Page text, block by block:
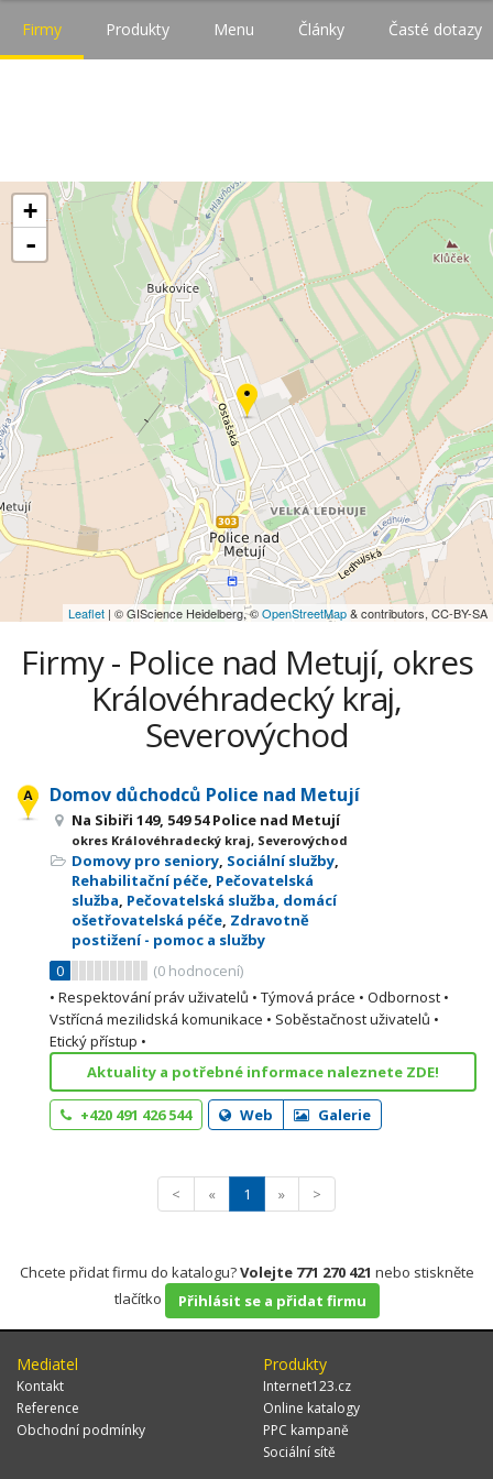
Firmy Produkty Menu Články Časté dotazy
+
-
Leaflet | © GIScience Heidelberg, ©OpenStreetMap& contributors, CC-BY-SA
Firmy - Police nad Metují, okres
Královéhradecký kraj,
Severovýchod
Domov důchodců Police nad Metují
Na Sibiři 149, 549 54 Police nad Metují
okres Královéhradecký kraj, Severovýchod
Domovy pro seniory, Sociální služby,
Rehabilitační péče, Pečovatelská
služba, Pečovatelská služba, domácí
ošetřovatelská péče, Zdravotně
postižení - pomoc a služby
0
(0 hodnocení)
• Respektování práv uživatelů • Týmová práce • Odbornost •
Vstřícná mezilidská komunikace • Soběstačnost uživatelů •
Etický přístup •
Aktuality a potřebné informace naleznete ZDE!
+420 491 426 544 Web Galerie
< « 1 » >
Chcete přidat firmu do katalogu?Volejte 771 270 421 nebo stiskněte
tlačítko
Přihlásit se a přidat firmu
Mediatel
Kontakt
Reference
Obchodní podmínky
Produkty
Internet123.cz
Online katalogy
PPC kampaně
Sociální sítě